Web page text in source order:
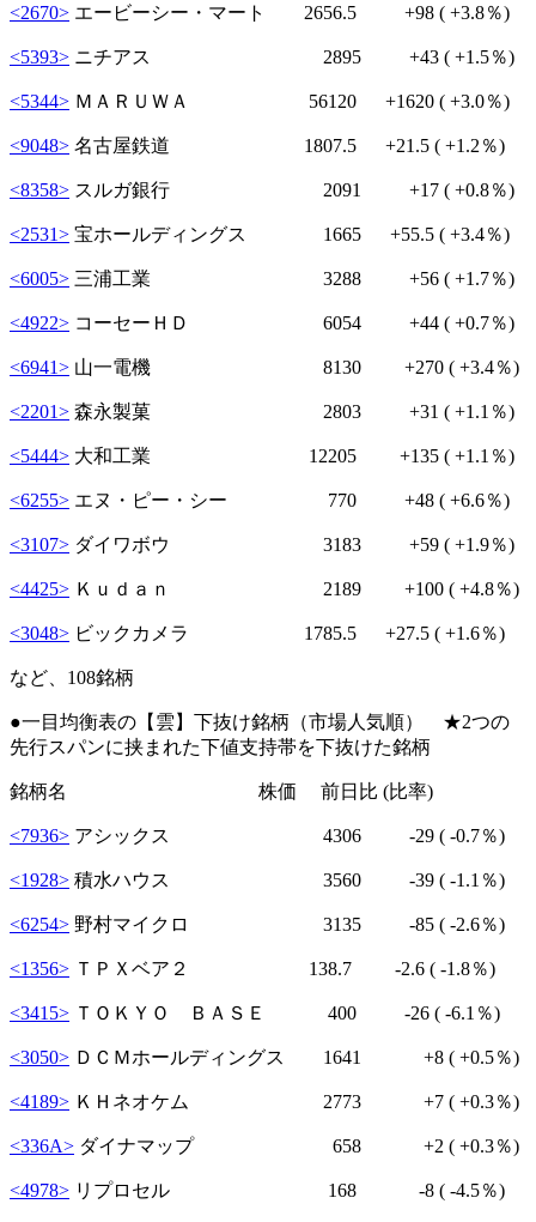
<2670> エービーシー・マート 2656.5 +98 ( +3.8％)
<5393> ニチアス 2895 +43 ( +1.5％)
<5344> ＭＡＲＵＷＡ 56120 +1620 ( +3.0％)
<9048> 名古屋鉄道 1807.5 +21.5 ( +1.2％)
<8358> スルガ銀行 2091 +17 ( +0.8％)
<2531> 宝ホールディングス 1665 +55.5 ( +3.4％)
<6005> 三浦工業 3288 +56 ( +1.7％)
<4922> コーセーＨＤ 6054 +44 ( +0.7％)
<6941> 山一電機 8130 +270 ( +3.4％)
<2201> 森永製菓 2803 +31 ( +1.1％)
<5444> 大和工業 12205 +135 ( +1.1％)
<6255> エヌ・ピー・シー 770 +48 ( +6.6％)
<3107> ダイワボウ 3183 +59 ( +1.9％)
<4425> Ｋｕｄａｎ 2189 +100 ( +4.8％)
<3048> ビックカメラ 1785.5 +27.5 ( +1.6％)
など、108銘柄
●一目均衡表の【雲】下抜け銘柄（市場人気順） ★2つの
先行スパンに挟まれた下値支持帯を下抜けた銘柄
銘柄名 株価 前日比 (比率)
<7936> アシックス 4306 -29 ( -0.7％)
<1928> 積水ハウス 3560 -39 ( -1.1％)
<6254> 野村マイクロ 3135 -85 ( -2.6％)
<1356> ＴＰＸベア２ 138.7 -2.6 ( -1.8％)
<3415> ＴＯＫＹＯ ＢＡＳＥ 400 -26 ( -6.1％)
<3050> ＤＣＭホールディングス 1641 +8 ( +0.5％)
<4189> ＫＨネオケム 2773 +7 ( +0.3％)
<336A> ダイナマップ 658 +2 ( +0.3％)
<4978> リプロセル 168 -8 ( -4.5％)